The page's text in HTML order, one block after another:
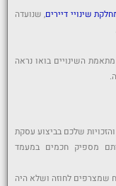
שינויי דיירים, שנועדה
השינויים בואו נראה
שלכם בביצוע עסקת
מספיק חכמים במעמד
שמצרפים לחוזה ושלא היה